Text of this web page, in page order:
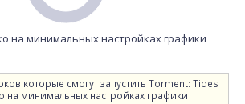
на минимальных настройках графики
которые смогут запустить Torment: Tides
на минимальных настройках графики